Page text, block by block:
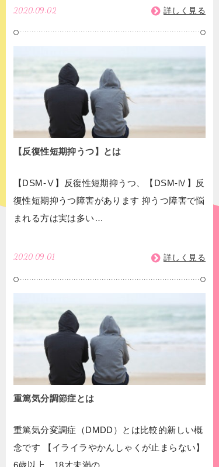
2020.09.02 詳しく見る
【反復性短期抑うつ】とは
【DSM‐Ⅴ】反復性短期抑うつ、【DSM-Ⅳ】反
復性短期抑うつ障害があります 抑うつ障害で悩
まれる方は実は多い…
2020.09.01 詳しく見る
重篤気分調節症とは
重篤気分変調症（DMDD）とは比較的新しい概
念です 【イライラやかんしゃくが止まらない】
6歳以上、18才未満の…